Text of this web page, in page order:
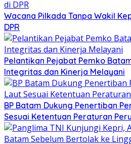
Wacana Pilkada Tanpa Wakil
DPR
Pelantikan Pejabat Pemko
Integritas dan Kinerja Melayani
BP Batam Dukung Penertiban
Sesuai Ketentuan Peraturan